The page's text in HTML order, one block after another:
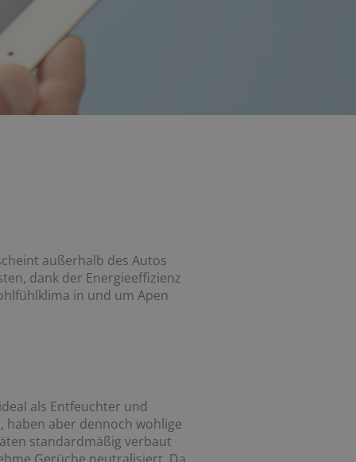
außerhalb des Autos
dank der Energieeffizienz
in und um Apen
als Entfeuchter und
haben aber dennoch wohlige
standardmäßig verbaut